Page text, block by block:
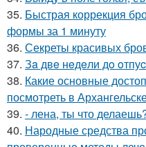
35. Быстрая коррекция
формы за 1 минуту
36. Секреты красивых
37. Зa двe нeдeли дo
38. Какие основные
посмотреть в
39. - лена, ты что
40. Народные средства